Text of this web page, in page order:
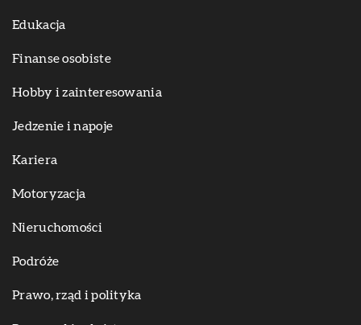
Edukacja
Finanse osobiste
Hobby i zainteresowania
Jedzenie i napoje
Kariera
Motoryzacja
Nieruchomości
Podróże
Prawo, rząd i polityka